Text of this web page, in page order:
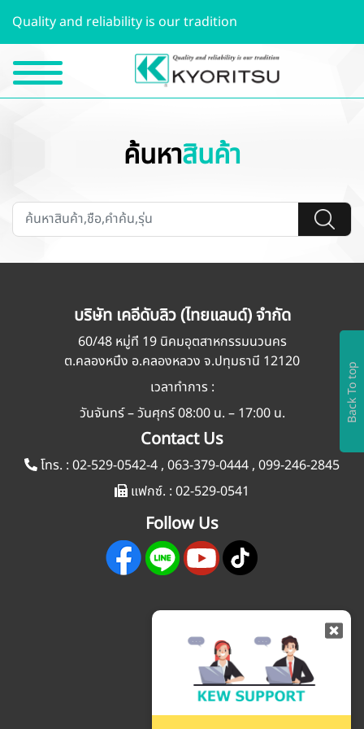
Quality and reliability is our tradition
ค้นหาสินค้า
บริษัท เคอีดับลิว (ไทยแลนด์) จำกัด
60/48 หมู่ที่ 19 นิคมอุตสาหกรรมนวนคร
ต.คลองหนึ่ง อ.คลองหลวง จ.ปทุมธานี 12120
เวลาทำการ :
วันจันทร์ – วันศุกร์ 08:00 น. – 17:00 น.
Contact Us
โทร. : 02-529-0542-4 , 063-379-0444 , 099-246-2845
แฟกซ์. : 02-529-0541
Follow Us
Back To top